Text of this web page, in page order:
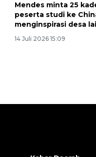
Mendes minta 25
peserta studi ke
menginspirasi desa
14 Juli 2026 15:09